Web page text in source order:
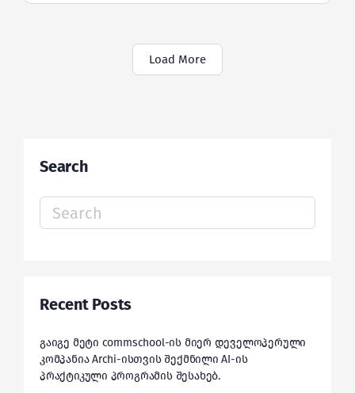
Load More
Search
Search
for:
Recent Posts
გაიგე მეტი commschool-ის მიერ დეველოპერული
კომპანია Archi-ისთვის შექმნილი AI-ის
პრაქტიკული პროგრამის შესახებ.